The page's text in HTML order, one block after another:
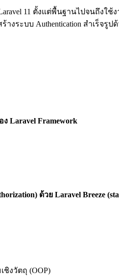
11 ตั้งแต่พื้นฐานไปจนถึงใ
บบ Authentication สำเร็จรูปด้
Laravel Framework
ด้วย Laravel Breeze
งวัตถุ (OOP)